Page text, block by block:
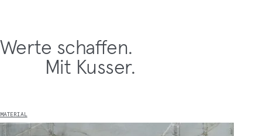
Werte schaffen.
Mit Kusser.
MATERIAL